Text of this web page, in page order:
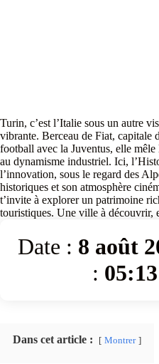
Turin, c’est l’Italie sous un autre
vibrante. Berceau de Fiat, capitale
football avec la Juventus, elle mêle
au dynamisme industriel. Ici,
l’innovation, sous le regard des
historiques et son atmosphère
t’invite à explorer un patrimoine
touristiques. Une ville à découvrir,
Date : 8 août
:
Dans cet article : Montrer